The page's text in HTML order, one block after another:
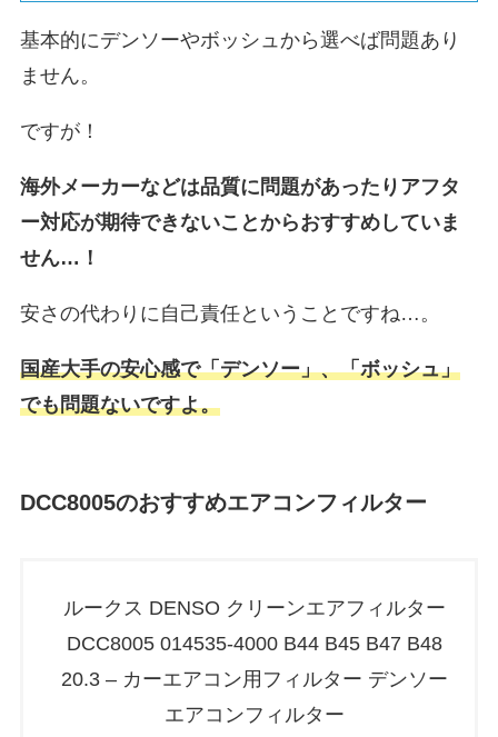
基本的にデンソーやボッシュから選べば問題あり
ません。
ですが！
海外メーカーなどは品質に問題があったりアフタ
ー対応が期待できないことからおすすめしていま
せん…！
安さの代わりに自己責任ということですね…。
国産大手の安心感で「デンソー」、「ボッシュ」
でも問題ないですよ。
DCC8005のおすすめエアコンフィルター
ルークス DENSO クリーンエアフィルター
DCC8005 014535-4000 B44 B45 B47 B48
20.3 – カーエアコン用フィルター デンソー
エアコンフィルター